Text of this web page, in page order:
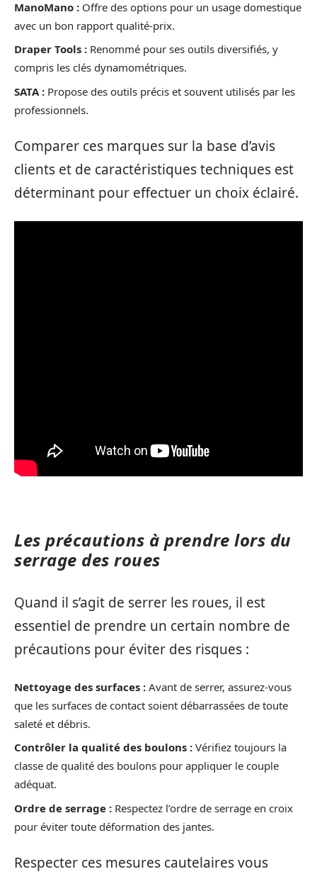
ManoMano : Offre des options pour un usage domestique
avec un bon rapport qualité-prix.
Draper Tools : Renommé pour ses outils diversifiés, y
compris les clés dynamométriques.
SATA : Propose des outils précis et souvent utilisés par les
professionnels.
Comparer ces marques sur la base d’avis
clients et de caractéristiques techniques est
déterminant pour effectuer un choix éclairé.
Les précautions à prendre lors du
serrage des roues
Quand il s’agit de serrer les roues, il est
essentiel de prendre un certain nombre de
précautions pour éviter des risques :
Nettoyage des surfaces : Avant de serrer, assurez-vous
que les surfaces de contact soient débarrassées de toute
saleté et débris.
Contrôler la qualité des boulons : Vérifiez toujours la
classe de qualité des boulons pour appliquer le couple
adéquat.
Ordre de serrage : Respectez l’ordre de serrage en croix
pour éviter toute déformation des jantes.
Respecter ces mesures cautelaires vous